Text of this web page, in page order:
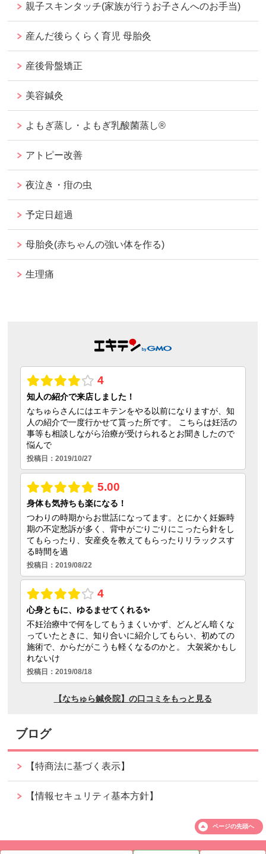
親子スキンタッチ(家族が行うお子さんへのお手当)
産んだ後らくらく育児 母胎灸
産後骨盤矯正
美容鍼灸
よもぎ蒸し・よもぎ乳酸菌蒸し®︎
アトピー改善
夜泣き・疳の虫
予定日超過
母胎灸(赤ちゃんの強い体を作る)
生理痛
ブログ
【特商法に基づく表示】
【情報セキュリティ基本方針】
ページの先頭へ